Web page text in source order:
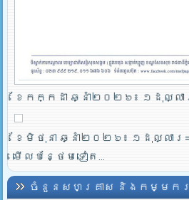
ខែកក្កដា ឆ្នាំ២០២៦៖ ១ដុល្ល
ខែមិថុនា ឆ្នាំ២០២៦៖ ១ដុល្លា
មើលបន្ថែមទៀត...
ចំនួនសហគ្រាស និងកម្មករ